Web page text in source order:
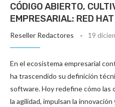
CÓDIGO ABIERTO,
EMPRESARIAL: RED HAT
Reseller Redactores 19
En el ecosistema empresarial
ha trascendido su definición
software. Hoy redefine cómo las
la agilidad, impulsan la